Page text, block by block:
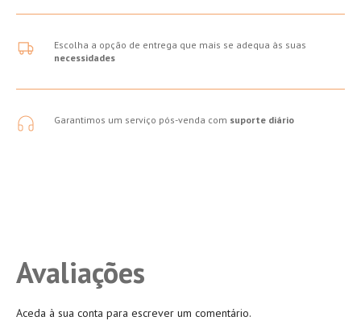
Escolha a opção de entrega que mais se adequa às suas
necessidades
Garantimos um serviço pós-venda com suporte diário
Avaliações
Aceda à sua conta para escrever um comentário.